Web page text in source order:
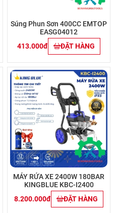
Súng Phun Sơn 400CC EMTOP
EASG04012
413.000đ
ĐẶT HÀNG
MÁY RỬA XE 2400W 180BAR
KINGBLUE KBC-I2400
8.200.000đ
ĐẶT HÀNG